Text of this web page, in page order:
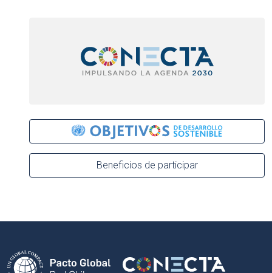
Beneficios de participar